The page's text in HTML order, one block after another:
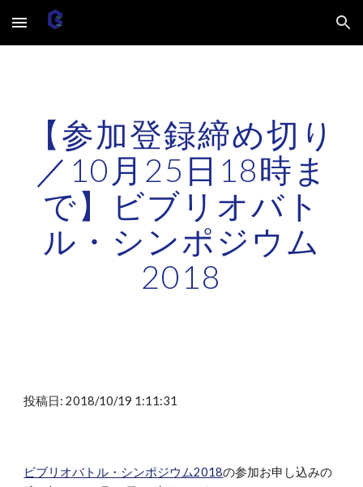
Skip to main content Skip to navigation
【参加登録締め切り
／10月25日18時ま
で】ビブリオバト
ル・シンポジウム
2018
投稿日: 2018/10/19 1:11:31
ビブリオバトル・シンポジウム2018の参加お申し込みの